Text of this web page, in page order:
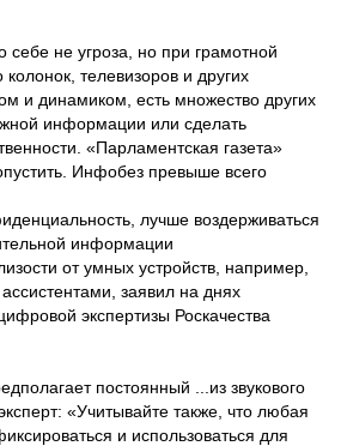
себе не угроза, но при грамотной
телевизоров и других
и динамиком, есть множество других
информации или сделать
«Парламентская газета»
Инфобез превыше всего
лучше воздерживаться
информации
от умных устройств, например,
заявил на днях
экспертизы Роскачества
постоянный ...из звукового
«Учитывайте также, что любая
и использоваться для